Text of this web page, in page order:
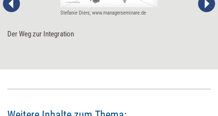
Stefanie Diers; www.managerseminare.de
Der Weg zur Integration